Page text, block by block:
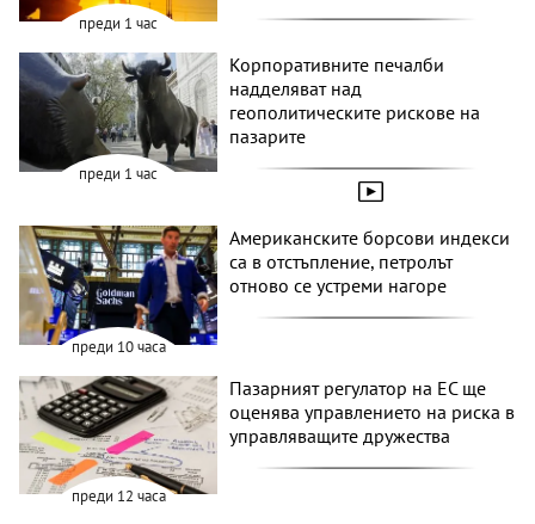
преди 1 час
преди 1 час
Корпоративните печалби
надделяват над
геополитическите рискове на
пазарите
преди 10 часа
Американските борсови индекси
са в отстъпление, петролът
отново се устреми нагоре
преди 12 часа
Пазарният регулатор на ЕС ще
оценява управлението на риска в
управляващите дружества